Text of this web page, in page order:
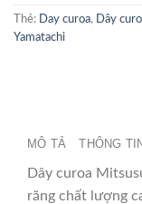
Thẻ: Day curoa, Dây
Yamatachi
MÔ TẢ THÔNG
Dây curoa
răng chất lượng